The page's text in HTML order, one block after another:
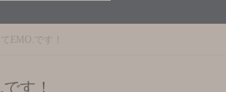
EMO.です！
す！